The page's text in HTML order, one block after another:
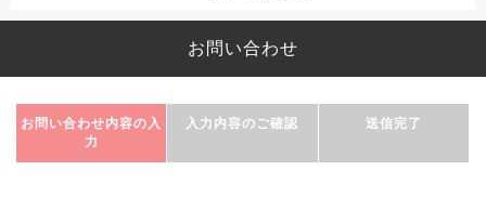
お問い合わせ
お問い合わせ内容の入
力
入力内容のご確認 送信完了